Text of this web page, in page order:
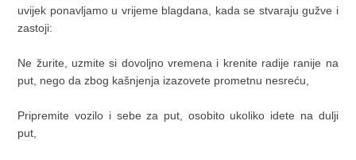
uvijek ponavljamo u vrijeme blagdana, kada se stvaraju gužve i
zastoji:
Ne žurite, uzmite si dovoljno vremena i krenite radije ranije na
put, nego da zbog kašnjenja izazovete prometnu nesreću,
Pripremite vozilo i sebe za put, osobito ukoliko idete na dulji
put,